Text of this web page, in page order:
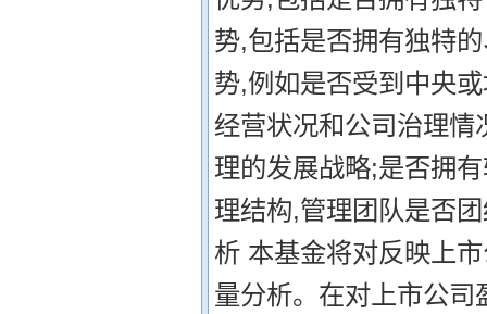
势,包括是否拥有独特
势,例如是否受到中央
经营状况和公司治理
理的发展战略;是否拥
理结构,管理团队是否
析 本基金将对反映上
量分析。在对上市公